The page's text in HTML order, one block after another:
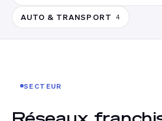
AUTO & TRANSPORT 4
SECTEUR